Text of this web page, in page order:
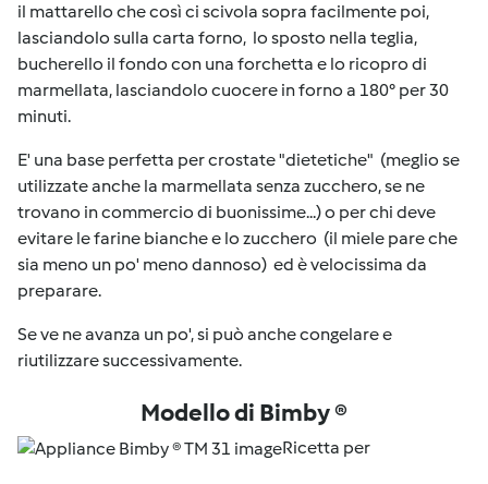
il mattarello che così ci scivola sopra facilmente poi,
lasciandolo sulla carta forno, lo sposto nella teglia,
bucherello il fondo con una forchetta e lo ricopro di
marmellata, lasciandolo cuocere in forno a 180° per 30
minuti.
E' una base perfetta per crostate "dietetiche" (meglio se
utilizzate anche la marmellata senza zucchero, se ne
trovano in commercio di buonissime...) o per chi deve
evitare le farine bianche e lo zucchero (il miele pare che
sia meno un po' meno dannoso) ed è velocissima da
preparare.
Se ve ne avanza un po', si può anche congelare e
riutilizzare successivamente.
Modello di Bimby ®
Ricetta per